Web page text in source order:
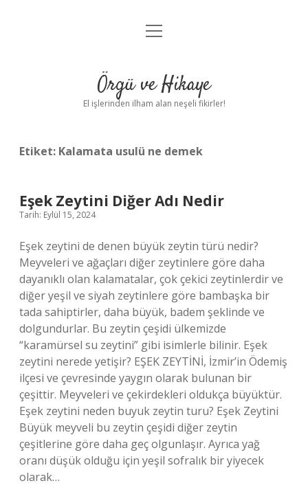
Anasayfa
Yasal Uyarı
menüyü
Örgü ve Hikaye
El işlerinden ilham alan neşeli fikirler!
Etiket: Kalamata usulü ne demek
Eşek Zeytini Diğer Adı Nedir
Tarih: Eylül 15, 2024
Eşek zeytini de denen büyük zeytin türü nedir?
Meyveleri ve ağaçları diğer zeytinlere göre daha
dayanıklı olan kalamatalar, çok çekici zeytinlerdir ve
diğer yeşil ve siyah zeytinlere göre bambaşka bir
tada sahiptirler, daha büyük, badem şeklinde ve
dolgundurlar. Bu zeytin çeşidi ülkemizde
“karamürsel su zeytini” gibi isimlerle bilinir. Eşek
zeytini nerede yetişir? EŞEK ZEYTİNİ, İzmir’in Ödemiş
ilçesi ve çevresinde yaygın olarak bulunan bir
çeşittir. Meyveleri ve çekirdekleri oldukça büyüktür.
Eşek zeytini neden buyuk zeytin turu? Eşek Zeytini
Büyük meyveli bu zeytin çeşidi diğer zeytin
çeşitlerine göre daha geç olgunlaşır. Ayrıca yağ
oranı düşük olduğu için yeşil sofralık bir yiyecek
olarak…